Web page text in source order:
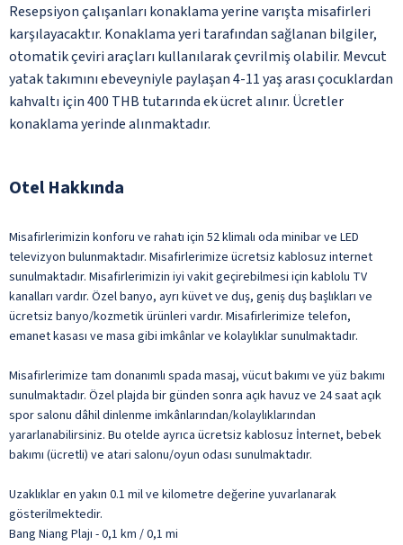
Resepsiyon çalışanları konaklama yerine varışta misafirleri
karşılayacaktır. Konaklama yeri tarafından sağlanan bilgiler,
otomatik çeviri araçları kullanılarak çevrilmiş olabilir. Mevcut
yatak takımını ebeveyniyle paylaşan 4-11 yaş arası çocuklardan
kahvaltı için 400 THB tutarında ek ücret alınır. Ücretler
konaklama yerinde alınmaktadır.
Otel Hakkında
Misafirlerimizin konforu ve rahatı için 52 klimalı oda minibar ve LED
televizyon bulunmaktadır. Misafirlerimize ücretsiz kablosuz internet
sunulmaktadır. Misafirlerimizin iyi vakit geçirebilmesi için kablolu TV
kanalları vardır. Özel banyo, ayrı küvet ve duş, geniş duş başlıkları ve
ücretsiz banyo/kozmetik ürünleri vardır. Misafirlerimize telefon,
emanet kasası ve masa gibi imkânlar ve kolaylıklar sunulmaktadır.
Misafirlerimize tam donanımlı spada masaj, vücut bakımı ve yüz bakımı
sunulmaktadır. Özel plajda bir günden sonra açık havuz ve 24 saat açık
spor salonu dâhil dinlenme imkânlarından/kolaylıklarından
yararlanabilirsiniz. Bu otelde ayrıca ücretsiz kablosuz İnternet, bebek
bakımı (ücretli) ve atari salonu/oyun odası sunulmaktadır.
Uzaklıklar en yakın 0.1 mil ve kilometre değerine yuvarlanarak
gösterilmektedir.
Bang Niang Plajı - 0,1 km / 0,1 mi